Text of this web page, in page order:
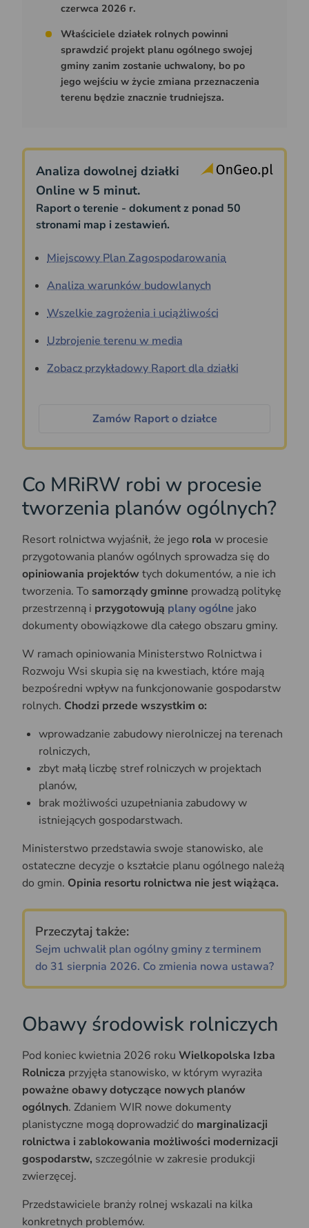
czerwca 2026 r.
Właściciele działek rolnych powinni
sprawdzić projekt planu ogólnego swojej
gminy zanim zostanie uchwalony, bo po
jego wejściu w życie zmiana przeznaczenia
terenu będzie znacznie trudniejsza.
Analiza dowolnej działki
Online w 5 minut.
Raport o terenie - dokument z ponad 50
stronami map i zestawień.
Miejscowy Plan Zagospodarowania
Analiza warunków budowlanych
Wszelkie zagrożenia i uciążliwości
Uzbrojenie terenu w media
Zobacz przykładowy Raport dla działki
Zamów Raport o działce
Co MRiRW robi w procesie
tworzenia planów ogólnych?
Resort rolnictwa wyjaśnił, że jego rola w procesie
przygotowania planów ogólnych sprowadza się do
opiniowania projektówtych dokumentów, a nie ich
tworzenia. To samorządy gminne prowadzą politykę
przestrzenną i przygotowują plany ogólne jako
dokumenty obowiązkowe dla całego obszaru gminy.
W ramach opiniowania Ministerstwo Rolnictwa i
Rozwoju Wsi skupia się na kwestiach, które mają
bezpośredni wpływ na funkcjonowanie gospodarstw
rolnych. Chodzi przede wszystkim o:
wprowadzanie zabudowy nierolniczej na terenach
rolniczych,
zbyt małą liczbę stref rolniczych w projektach
planów,
brak możliwości uzupełniania zabudowy w
istniejących gospodarstwach.
Ministerstwo przedstawia swoje stanowisko, ale
ostateczne decyzje o kształcie planu ogólnego należą
do gmin. Opinia resortu rolnictwa nie jest wiążąca.
Przeczytaj także:
Sejm uchwalił plan ogólny gminy z terminem
do 31 sierpnia 2026. Co zmienia nowa ustawa?
Obawy środowisk rolniczych
Pod koniec kwietnia 2026 roku Wielkopolska Izba
Rolnicza przyjęła stanowisko, w którym wyraziła
poważne obawy dotyczące nowych planów
ogólnych. Zdaniem WIR nowe dokumenty
planistyczne mogą doprowadzić do marginalizacji
rolnictwa i zablokowania możliwości modernizacji
gospodarstw, szczególnie w zakresie produkcji
zwierzęcej.
Przedstawiciele branży rolnej wskazali na kilka
konkretnych problemów.